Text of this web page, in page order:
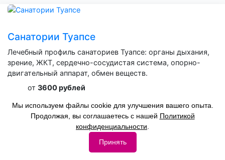
Санатории Туапсе
Лечебный профиль санаториев Туапсе: органы дыхания,
зрение, ЖКТ, сердечно-сосудистая система, опорно-
двигательный аппарат, обмен веществ.
от 3600 рублей
Забронировать
Мы используем файлы cookie для улучшения вашего опыта.
Продолжая, вы соглашаетесь с нашей Политикой
конфиденциальности
Принять